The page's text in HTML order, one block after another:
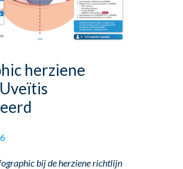
herziene
bij de herziene richtlijn